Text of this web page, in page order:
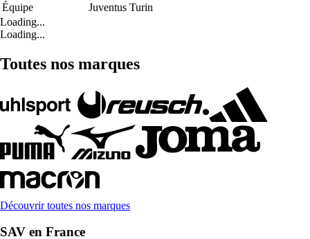
Équipe
Juventus Turin
Loading...
Loading...
Toutes nos marques
Découvrir toutes nos marques
SAV en France